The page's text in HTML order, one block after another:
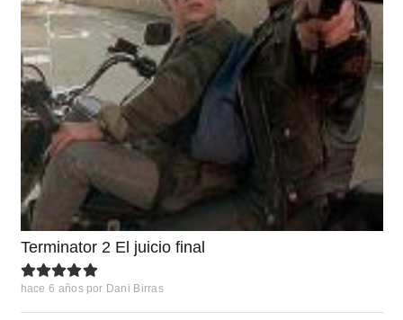
Terminator 2 El juicio final
hace 6 años por Dani Birras